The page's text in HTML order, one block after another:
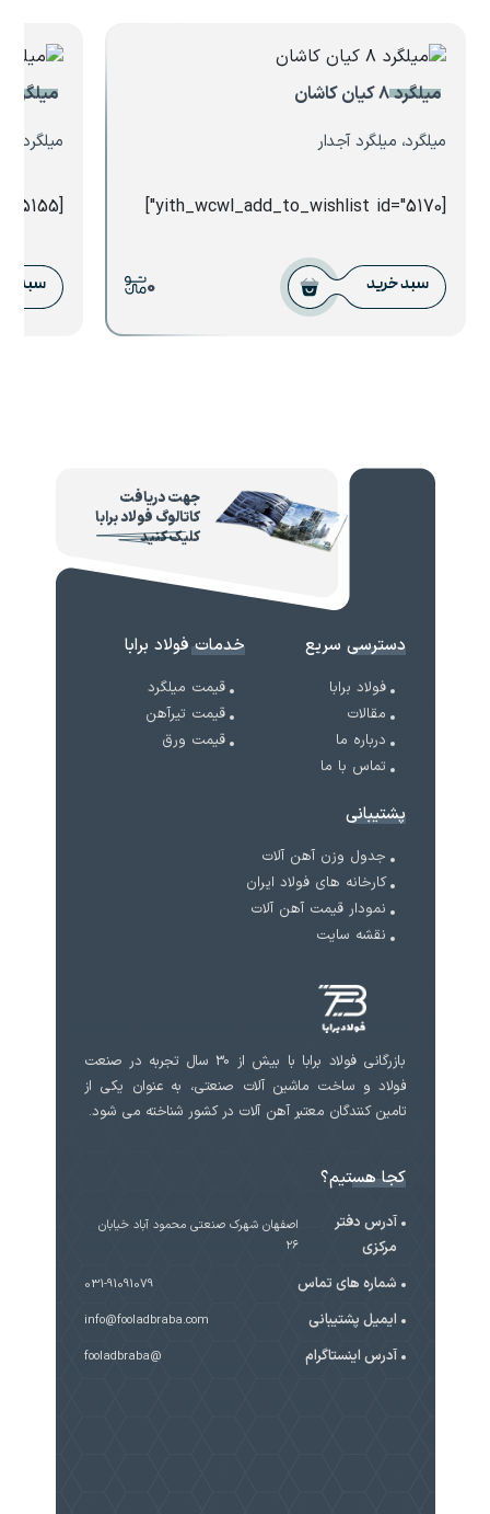
میلگرد ۸ کیان کاشان
میلگرد، میلگرد آجدار
[yith_wcwl_add_to_wishlist id="5170"]
سبد خرید 0
میلگرد ۱۶ کیان ابهر
میلگرد،
[yith_wcwl_add_to_wishlist id="5155"]
سبد
جهت دریافت
کاتالوگ فولاد برابا
کلیک کنید
دسترسی سریع
فولاد برابا
مقالات
درباره ما
تماس با ما
خدمات فولاد برابا
قیمت میلگرد
قیمت تیرآهن
قیمت ورق
پشتیبانی
جدول وزن آهن آلات
کارخانه های فولاد ایران
نمودار قیمت آهن آلات
نقشه سایت
بازرگانی فولاد برابا با بیش از 30 سال تجربه در صنعت
فولاد و ساخت ماشین آلات صنعتی، به عنوان یکی از
تامین کنندگان معتبر آهن آلات در کشور شناخته می شود.
کجا هستیم؟
آدرس دفتر
مرکزی
اصفهان شهرک صنعتی محمود آباد خیابان
۲۶
شماره های تماس 031-91091079
ایمیل پشتیبانی info@fooladbraba.com
آدرس اینستاگرام @fooladbraba